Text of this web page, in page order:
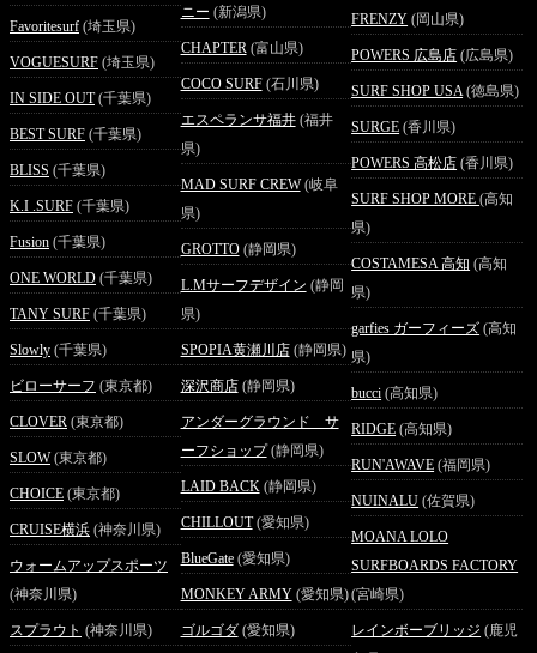
Favoritesurf (埼玉県)
VOGUESURF (埼玉県)
IN SIDE OUT(千葉県)
BEST SURF (千葉県)
BLISS (千葉県)
K.I .SURF (千葉県)
Fusion (千葉県)
ONE WORLD (千葉県)
TANY SURF (千葉県)
Slowly (千葉県)
ビローサーフ (東京都)
CLOVER (東京都)
SLOW(東京都)
CHOICE (東京都)
CRUISE横浜 (神奈川県)
ウォームアップスポーツ
(神奈川県)
スプラウト (神奈川県)
ニー (新潟県)
CHAPTER(富山県)
COCO SURF(石川県)
エスペランサ福井(福井
県)
MAD SURF CREW(岐阜
県)
GROTTO(静岡県)
L.Mサーフデザイン (静岡
県)
SPOPIA黄瀬川店(静岡県)
深沢商店(静岡県)
アンダーグラウンド サ
ーフショップ(静岡県)
LAID BACK(静岡県)
CHILLOUT(愛知県)
BlueGate(愛知県)
MONKEY ARMY(愛知県)
ゴルゴダ(愛知県)
FRENZY (岡山県)
POWERS 広島店 (広島県)
SURF SHOP USA(徳島県)
SURGE (香川県)
POWERS 高松店 (香川県)
SURF SHOP MORE(高知
県)
COSTAMESA 高知 (高知
県)
garfies ガーフィーズ (高知
県)
bucci (高知県)
RIDGE (高知県)
RUN'AWAVE (福岡県)
NUINALU (佐賀県)
MOANA LOLO
SURFBOARDS FACTORY
(宮崎県)
レインボーブリッジ (鹿児